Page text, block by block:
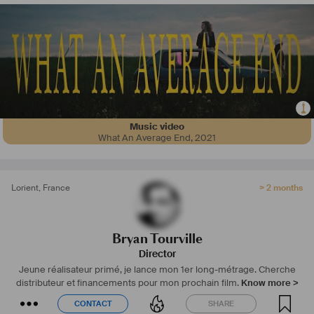
Music video
What An Average End,2021
Lorient, France > 2 months
Bryan Tourville
Director
Jeune réalisateur primé, je lance mon 1er long-métrage. Cherche
distributeur et financements pour mon prochain film. Know more >
CONTACT SHARE
CONTACT SHARE